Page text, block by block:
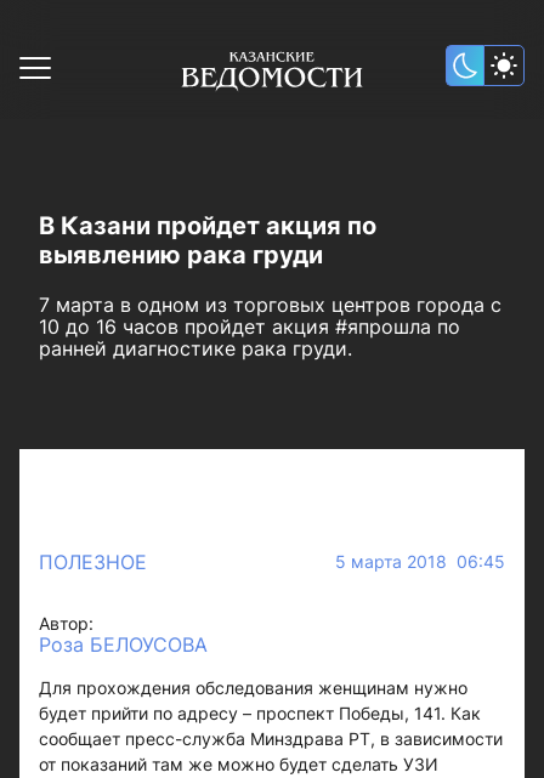
В Казани пройдет акция по
выявлению рака груди
7 марта в одном из торговых центров города с
10 до 16 часов пройдет акция #япрошла по
ранней диагностике рака груди.
ПОЛЕЗНОЕ 5 марта 2018 06:45
Автор:
Роза БЕЛОУСОВА
Для прохождения обследования женщинам нужно
будет прийти по адресу – проспект Победы, 141. Как
сообщает пресс-служба Минздрава РТ, в зависимости
от показаний там же можно будет сделать УЗИ